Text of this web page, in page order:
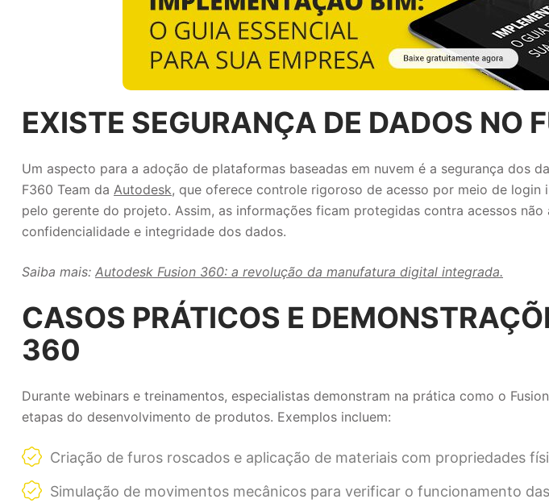
EXISTE SEGURANÇA DE DADOS NO
Um aspecto para a adoção de plataformas baseadas em nuvem é a segurança dos
F360 Team da Autodesk, que oferece controle rigoroso de acesso por meio de login
pelo gerente do projeto. Assim, as informações ficam protegidas contra acessos
confidencialidade e integridade dos dados.
Saiba mais: Autodesk Fusion 360: a revolução da manufatura digital integrada.
CASOS PRÁTICOS E
360
Durante webinars e treinamentos, especialistas demonstram na prática como o
etapas do desenvolvimento de produtos. Exemplos incluem:
Criação de furos roscados e aplicação de materiais com propriedades
Simulação de movimentos mecânicos para verificar o funcionamento